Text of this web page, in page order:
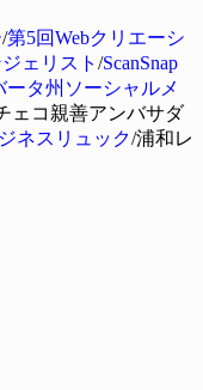
/第5回Webクリエーシ
ェリスト /ScanSnap
ータ州ソーシャルメ
ェコ親善アンバサダ
ネスリュック/浦和レ